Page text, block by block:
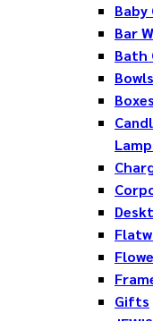
Bar
Bath
Gifts